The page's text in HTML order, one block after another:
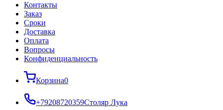
Контакты
Заказ
Cроки
Доставка
Оплата
Вопросы
Конфиденциальность
Корзина0
+79208720359Столяр Лука